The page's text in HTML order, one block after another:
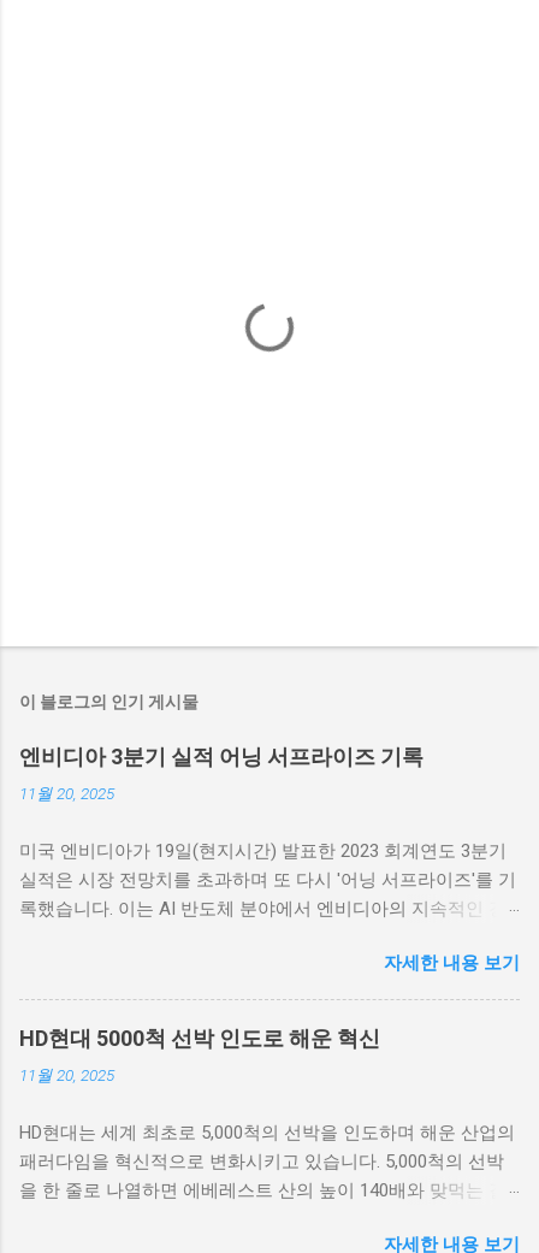
이 블로그의 인기 게시물
엔비디아 3분기 실적 어닝 서프라이즈 기록
11월 20, 2025
미국 엔비디아가 19일(현지시간) 발표한 2023 회계연도 3분기
실적은 시장 전망치를 초과하며 또 다시 '어닝 서프라이즈'를 기
록했습니다. 이는 AI 반도체 분야에서 엔비디아의 지속적인 강
기술의 발전과 그에 따른 엔비디아의 시장 지배력을 강조하는
계기가 되었습니다. 엔비디아, 3분기 매출 성장률 폭발적 증가
엔비디아의 2023 회계연도 3분기 실적은 매출의 폭발적인 성장
을 보여주었습니다. 엔비디아는 이번 분기 동안 약 30억 달러 이
상의 매출을 기록하였으며, 이는 이전 분기 대비 70% 이상 증가
장을 이끌었습니다. AI와 머신러닝 기술의 발전이 엔비디아의
GPU(Graphics Processing Unit) 수요를 크게 증가시켰고, 이는
매출 고속 성장을 이끄는 주요 요인으로 작용하고 있습니다. 회
자세한 내용 보기
HD현대 5000척 선박 인도로 해운 혁신
11월 20, 2025
HD현대는 세계 최초로 5,000척의 선박을 인도하며 해운 산업의
패러다임을 혁신적으로 변화시키고 있습니다. 5,000척의 선박
을 한 줄로 나열하면 에베레스트 산의 높이 140배와 맞먹는 길
함에서 대형 상선에 이르기까지 다양한 선박을 통해 HD현대는
자세한 내용 보기